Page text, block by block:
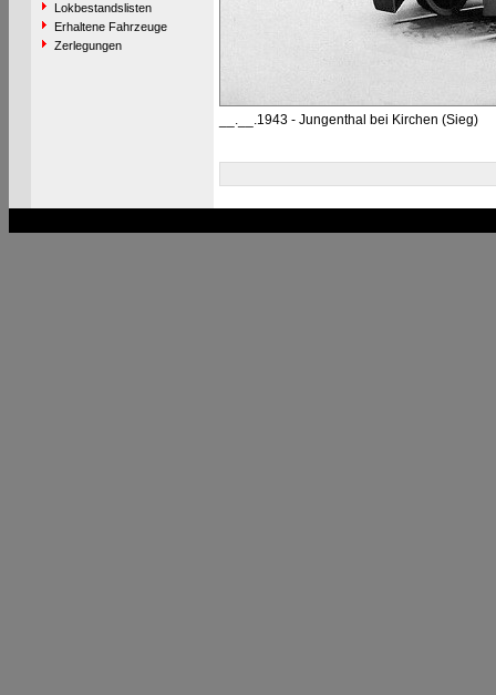
Lokbestandslisten
Erhaltene Fahrzeuge
Zerlegungen
__.__.1943 - Jungenthal bei Kirchen (Sieg)